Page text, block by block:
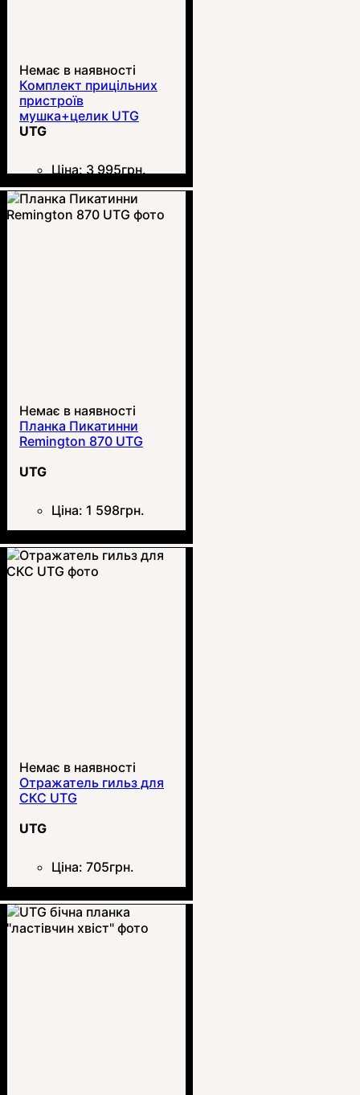
Немає в наявності
Комплект прицільних
пристроїв
мушка+целик UTG
Super Slim Sight
UTG
Ціна:3 995грн.
Немає в наявності
Планка Пикатинни
Remington 870 UTG
UTG
Ціна: 1 598грн.
Немає в наявності
Отражатель гильз для
СКС UTG
UTG
Ціна: 705грн.